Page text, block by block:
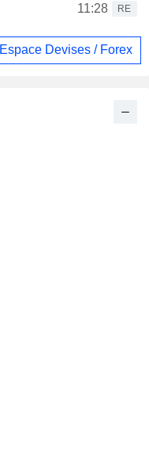
11:28
RE
Espace Devises / Forex